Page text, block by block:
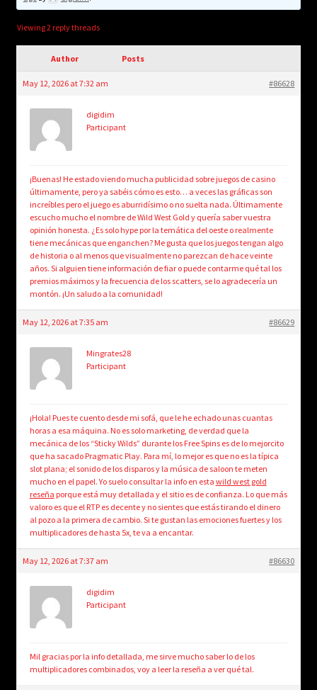
Login/Create Account
Viewing 2 reply threads
Author Posts
May 12, 2026 at 7:32 am #86628
digidim
Participant
¡Buenas! He estado viendo mucha publicidad sobre juegos de casino
últimamente, pero ya sabéis cómo es esto… a veces las gráficas son
increíbles pero el juego es aburridísimo o no suelta nada. Últimamente
escucho mucho el nombre de Wild West Gold y quería saber vuestra
opinión honesta. ¿Es solo hype por la temática del oeste o realmente
tiene mecánicas que enganchen? Me gusta que los juegos tengan algo
de historia o al menos que visualmente no parezcan de hace veinte
años. Si alguien tiene información de fiar o puede contarme qué tal los
premios máximos y la frecuencia de los scatters, se lo agradecería un
montón. ¡Un saludo a la comunidad!
May 12, 2026 at 7:35 am #86629
Mingrates28
Participant
¡Hola! Pues te cuento desde mi sofá, que le he echado unas cuantas
horas a esa máquina. No es solo marketing, de verdad que la
mecánica de los “Sticky Wilds” durante los Free Spins es de lo mejorcito
que ha sacado Pragmatic Play. Para mí, lo mejor es que no es la típica
slot plana; el sonido de los disparos y la música de saloon te meten
mucho en el papel. Yo suelo consultar la info en esta wild west gold
reseña porque está muy detallada y el sitio es de confianza. Lo que más
valoro es que el RTP es decente y no sientes que estás tirando el dinero
al pozo a la primera de cambio. Si te gustan las emociones fuertes y los
multiplicadores de hasta 5x, te va a encantar.
May 12, 2026 at 7:37 am #86630
digidim
Participant
Mil gracias por la info detallada, me sirve mucho saber lo de los
multiplicadores combinados, voy a leer la reseña a ver qué tal.